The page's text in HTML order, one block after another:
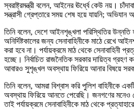
স্বরাষ্ট্রমন্ত্রী বলেন, আইনের ঊর্ধ্বে কেউ নয়।
সন্ত্রাসী গ্রেপ্তারে সময় শেষ হয়ে যায়নি;
তিনি বলেন, দেশে আইনশৃঙ্খলা পরিস্থিতির
অনির্দিষ্টকালের জন্য সেনাবাহিনীকে মাঠে রেখে
করা হবে না। পর্যায়ক্রমে মাঠ থেকে সেনাবাহিনী
হচ্ছে। নির্বাচিত রাজনৈতিক সরকার দায়িত্ব গ্রহণ
আবারও সুশৃঙ্খল অবস্থায় ফিরিয়ে আনার বিষয়ে
তিনি বলেন, আমরা বিশ্বাস করি পুলিশ বাহিনীকে
অবস্থায় ফিরিয়ে আনতে পেরেছি। জনগণের মনেও
তাই পর্যায়ক্রমে সেনাবাহিনীকে মাঠ থেকে